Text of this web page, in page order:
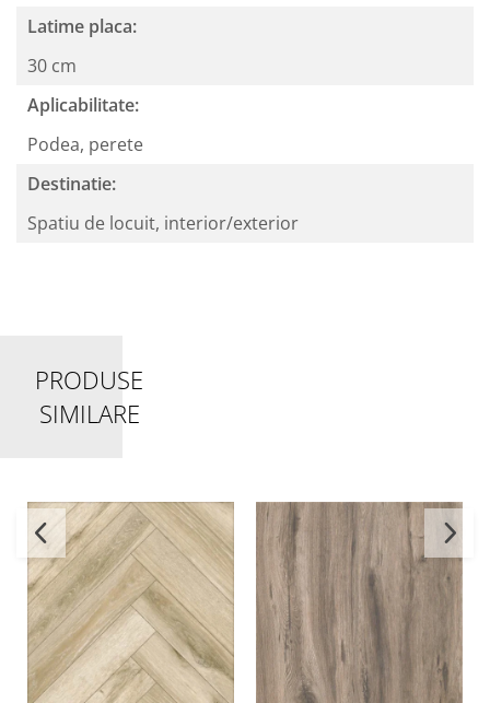
Latime placa:
30 cm
Aplicabilitate:
Podea, perete
Destinatie:
Spatiu de locuit, interior/exterior
PRODUSE
SIMILARE